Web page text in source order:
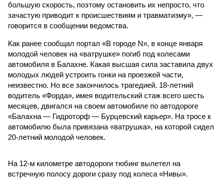
большую скорость, поэтому остановить их непросто, что
зачастую приводит к происшествиям и травматизму», —
говорится в сообщении ведомства.
Как ранее сообщал портал «В городе N», в конце января
молодой человек на «ватрушке» погиб под колесами
автомобиля в Балахне. Какая высшая сила заставила двух
молодых людей устроить гонки на проезжей части,
неизвестно. Но все закончилось трагедией. 18-летний
водитель «Форда», имея водительский стаж всего шесть
месяцев, двигался на своем автомобиле по автодороге
«Балахна — Гидроторф — Бурцевский карьер». На тросе к
автомобилю была привязана «ватрушка», на которой сидел
20-летний молодой человек.
На 12-м километре автодороги тюбинг вылетел на
встречную полосу дороги сразу под колеса «Нивы».